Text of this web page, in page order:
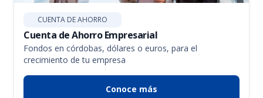
CUENTA DE AHORRO
Cuenta de Ahorro Empresarial
Fondos en córdobas, dólares o euros, para el
crecimiento de tu empresa
Conoce más